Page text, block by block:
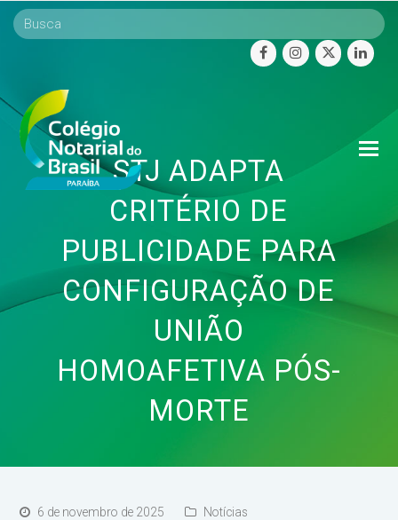
facebookinstagram
twitter
STJ ADAPTA
CRITÉRIO DE
PUBLICIDADE PARA
CONFIGURAÇÃO DE
UNIÃO
HOMOAFETIVA PÓS-
MORTE
6 de novembro de 2025 Notícias